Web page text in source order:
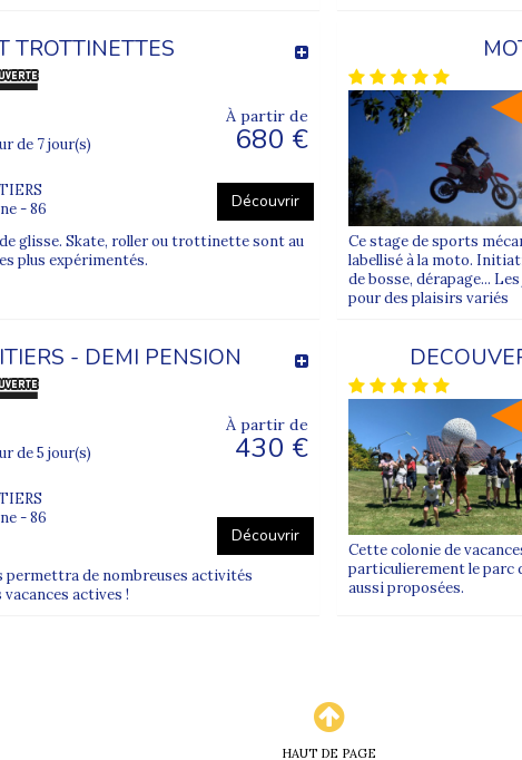
TROTTINETTES
de 7 jour(s)
- 86
À partir de
680 €
Découvrir
glisse. Skate, roller ou trottinette sont au
plus expérimentés.
Ce stage de sports
labellisé à la moto.
de bosse, dérapage...
pour des plaisirs variés
- DEMI PENSION
de 5 jour(s)
- 86
À partir de
430 €
Découvrir
de nombreuses activités
actives !
Cette colonie de
particulierement le parc
aussi proposées.
HAUT DE PAGE